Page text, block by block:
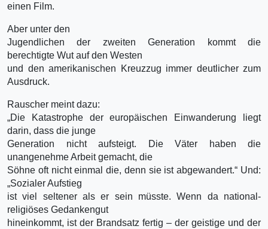
einen Film.
Aber unter den
Jugendlichen der zweiten Generation kommt die
berechtigte Wut auf den Westen
und den amerikanischen Kreuzzug immer deutlicher zum
Ausdruck.
Rauscher meint dazu:
„Die Katastrophe der europäischen Einwanderung liegt
darin, dass die junge
Generation nicht aufsteigt. Die Väter haben die
unangenehme Arbeit gemacht, die
Söhne oft nicht einmal die, denn sie ist abgewandert.“ Und:
„Sozialer Aufstieg
ist viel seltener als er sein müsste. Wenn da national-
religiöses Gedankengut
hineinkommt, ist der Brandsatz fertig – der geistige und der